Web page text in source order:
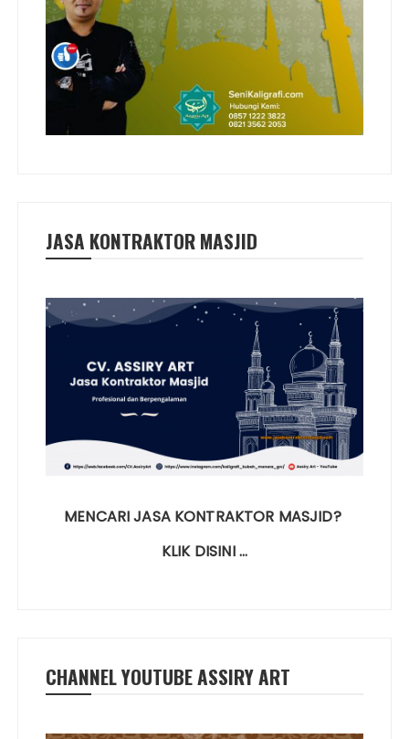
JASA KONTRAKTOR MASJID
MENCARI JASA KONTRAKTOR MASJID?
KLIK DISINI …
CHANNEL YOUTUBE ASSIRY ART